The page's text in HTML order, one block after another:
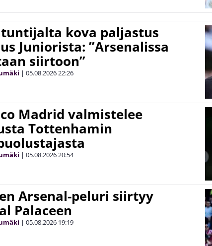
kova paljastus
Juniorista: ”Arsenalissa
siirtoon”
| 05.08.202622:26
Madrid valmistelee
Tottenhamin
| 05.08.202620:54
Arsenal-peluri siirtyy
Palaceen
| 05.08.2026 19:19